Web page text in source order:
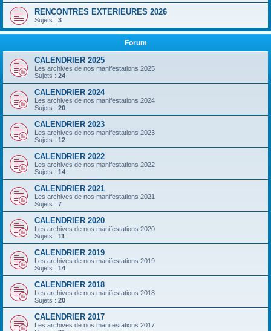
RENCONTRES EXTERIEURES 2026
Sujets : 3
Forum
CALENDRIER 2025
Les archives de nos manifestations 2025
Sujets : 24
CALENDRIER 2024
Les archives de nos manifestations 2024
Sujets : 20
CALENDRIER 2023
Les archives de nos manifestations 2023
Sujets : 12
CALENDRIER 2022
Les archives de nos manifestations 2022
Sujets : 14
CALENDRIER 2021
Les archives de nos manifestations 2021
Sujets : 7
CALENDRIER 2020
Les archives de nos manifestations 2020
Sujets : 11
CALENDRIER 2019
Les archives de nos manifestations 2019
Sujets : 14
CALENDRIER 2018
Les archives de nos manifestations 2018
Sujets : 20
CALENDRIER 2017
Les archives de nos manifestations 2017